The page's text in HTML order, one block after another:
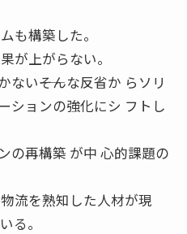
も構築した。
が上がらない。
い――そんな反省か らソリ
ションの強化にシ フトし
の再構築 が中 心的課題の
流を熟知した人材が現
る。